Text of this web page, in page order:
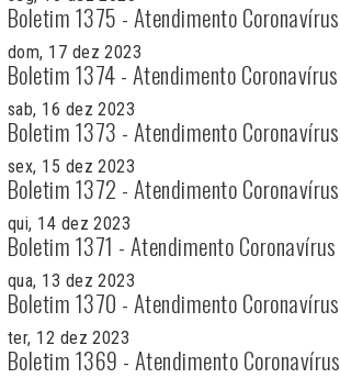
Boletim 1375 - Atendimento Coronavírus
dom, 17 dez 2023
Boletim 1374 - Atendimento Coronavírus
sab, 16 dez 2023
Boletim 1373 - Atendimento Coronavírus
sex, 15 dez 2023
Boletim 1372 - Atendimento Coronavírus
qui, 14 dez 2023
Boletim 1371 - Atendimento Coronavírus
qua, 13 dez 2023
Boletim 1370 - Atendimento Coronavírus
ter, 12 dez 2023
Boletim 1369 - Atendimento Coronavírus